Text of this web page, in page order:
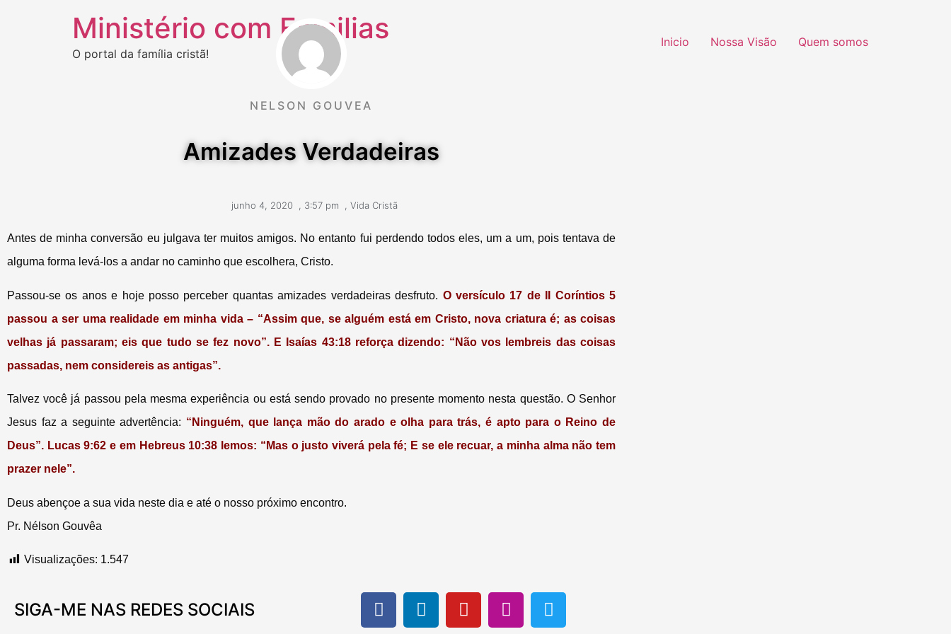
Ministério com Familias
O portal da família cristã!
Inicio Nossa Visão Quem somos
NELSON GOUVEA
Amizades Verdadeiras
junho 4, 2020 , 3:57 pm , Vida Cristã
Antes de minha conversão eu julgava ter muitos amigos. No entanto fui perdendo todos eles, um a um, pois tentava de
alguma forma levá-los a andar no caminho que escolhera, Cristo.
Passou-se os anos e hoje posso perceber quantas amizades verdadeiras desfruto. O versículo 17 de II Coríntios 5
passou a ser uma realidade em minha vida – “Assim que, se alguém está em Cristo, nova criatura é; as coisas
velhas já passaram; eis que tudo se fez novo”. E Isaías 43:18 reforça dizendo: “Não vos lembreis das coisas
passadas, nem considereis as antigas”.
Talvez você já passou pela mesma experiência ou está sendo provado no presente momento nesta questão. O Senhor
Jesus faz a seguinte advertência: “Ninguém, que lança mão do arado e olha para trás, é apto para o Reino de
Deus”. Lucas 9:62 e em Hebreus 10:38 lemos: “Mas o justo viverá pela fé; E se ele recuar, a minha alma não tem
prazer nele”.
Deus abençoe a sua vida neste dia e até o nosso próximo encontro.
Pr. Nélson Gouvêa
Visualizações: 1.547
SIGA-ME NAS REDES SOCIAIS